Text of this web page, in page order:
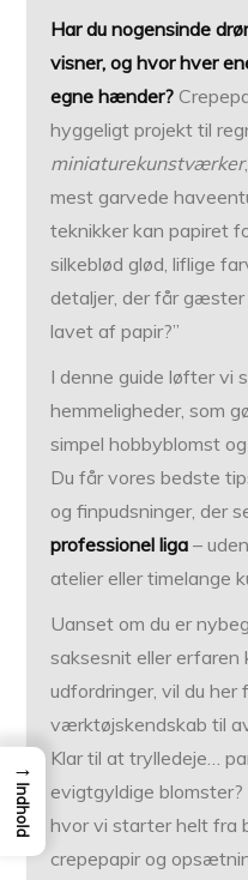
Har du nogensinde
visner, og hvor hver
egne hænder?
hyggeligt projekt til
miniaturekunstværker
mest garvede
teknikker kan papiret
silkeblød glød, liflige
detaljer, der får gæster
lavet af papir?”
I denne guide løfter vi
hemmeligheder, som
simpel hobbyblomst
Du får vores bedste
og finpudsninger, der
professionel liga –
atelier eller timelange
Uanset om du er
saksesnit eller
udfordringer, vil du
værktøjskendskab til
Klar til at trylledeje…
evigtgyldige
hvor vi starter helt fra
crepepapir og
→
Indhold